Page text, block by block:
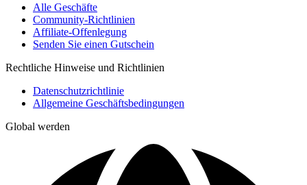
Alle Geschäfte
Community-Richtlinien
Affiliate-Offenlegung
Senden Sie einen Gutschein
Rechtliche Hinweise und Richtlinien
Datenschutzrichtlinie
Allgemeine Geschäftsbedingungen
Global werden